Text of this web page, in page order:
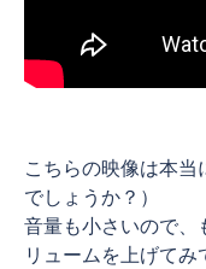
こちらの映像は本
でしょうか？）
音量も小さいので、
リュームを上げてみ